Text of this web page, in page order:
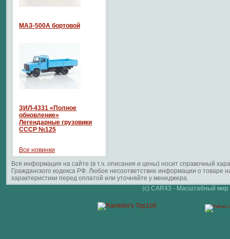
МАЗ-500А бортовой
ЗИЛ-4331 «Полное
обновление»
Легендарные грузовики
СССР №125
Все новинки
Вся информация на сайте (в т.ч. описания и цены) носит справочный
Гражданского кодекса РФ. Любое несоответствие информации о
характеристики перед оплатой или уточняйте у менеджера.
(c) CAR43 - Масштабный мир